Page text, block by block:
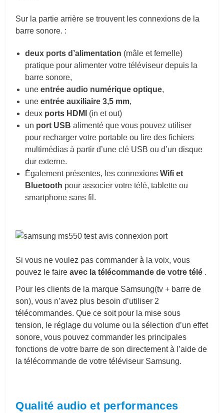
Sur la partie arrière se trouvent les connexions de la
barre sonore. :
deux ports d’alimentation (mâle et femelle)
pratique pour alimenter votre téléviseur depuis la
barre sonore,
uneentrée audio numérique optique,
uneentrée auxiliaire 3,5 mm,
deux ports HDMI
(in et out)
un port USB alimenté que vous pouvez utiliser
pour recharger votre portable ou lire des fichiers
multimédias à partir d’une clé USB ou d’un disque
dur externe.
Également présentes, les connexionsWifi et
Bluetooth pour associer votre télé, tablette ou
smartphone sans fil.
Si vous ne voulez pas commander à la voix, vous
pouvez le faireavec la télécommande de votre télé .
Pour les clients de la marque Samsung(tv + barre de
son), vous n’avez plus besoin d’utiliser 2
télécommandes. Que ce soit pour la mise sous
tension, le réglage du volume ou la sélection d’un effet
sonore, vous pouvez commander les principales
fonctions de votre barre de son directement à l’aide de
la télécommande de votre téléviseur Samsung.
Qualité audio et performances